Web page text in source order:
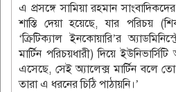
এ প্রসঙ্গে সামিয়া রহমান
শাস্তি দেয়া হয়েছে, যার পরিচয়
‘ক্রিটিক্যাল ইনকোয়ারি’র
মার্টিন পরিচয়ধারী) দিয়ে
এসেছে, সেই অ্যালেক্স মার্টিন বলে
তারা এ ধরনের চিঠি পাঠায়নি।’